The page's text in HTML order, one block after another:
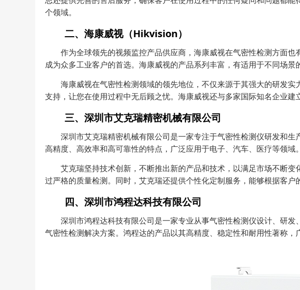
个领域。
二、海康威视（Hikvision）
作为全球领先的视频监控产品供应商，海康威视在气密性检测方面
成为众多工业客户的首选。海康威视的产品系列丰富，有适用于不同场景
海康威视在气密性检测领域的领先地位，不仅来源于其强大的研发
支持，让您在使用过程中无后顾之忧。海康威视还与多家国际知名企业建
三、深圳市艾克瑞精密机械有限公司
深圳市艾克瑞精密机械有限公司是一家专注于气密性检测仪研发和
高精度、高效率和高可靠性的特点，广泛应用于电子、汽车、医疗等领域。
艾克瑞坚持技术创新，不断推出新的产品和技术，以满足市场不断
过严格的质量检测。同时，艾克瑞还提供个性化定制服务，能够根据客
四、深圳市鸿程达科技有限公司
深圳市鸿程达科技有限公司是一家专业从事气密性检测仪设计、研
气密性检测解决方案。鸿程达的产品以其高精度、稳定性和耐用性著称，